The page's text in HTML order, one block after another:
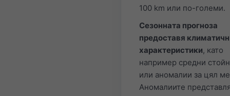
100 km или по-големи.
Сезонната прогноза
предоставя
характеристики, като
например средни
или аномалии за цял
Аномалиите